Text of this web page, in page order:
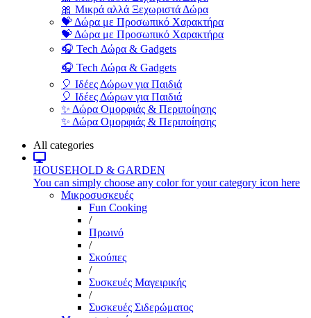
🎀 Μικρά αλλά Ξεχωριστά Δώρα
💝 Δώρα με Προσωπικό Χαρακτήρα
💝 Δώρα με Προσωπικό Χαρακτήρα
🎧 Tech Δώρα & Gadgets
🎧 Tech Δώρα & Gadgets
🎈 Ιδέες Δώρων για Παιδιά
🎈 Ιδέες Δώρων για Παιδιά
✨ Δώρα Ομορφιάς & Περιποίησης
✨ Δώρα Ομορφιάς & Περιποίησης
All categories
HOUSEHOLD & GARDEN
You can simply choose any color for your category icon here
Μικροσυσκευές
Fun Cooking
/
Πρωινό
/
Σκούπες
/
Συσκευές Μαγειρικής
/
Συσκευές Σιδερώματος